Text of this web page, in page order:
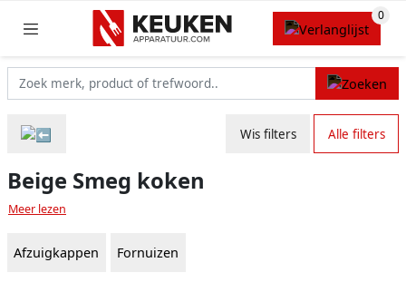
Wis filters Alle filters
Beige Smeg koken
Meer lezen
Afzuigkappen Fornuizen